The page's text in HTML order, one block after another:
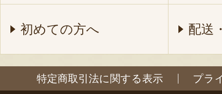
初めての方へ 配送
特定商取引法に関する表示 プラ